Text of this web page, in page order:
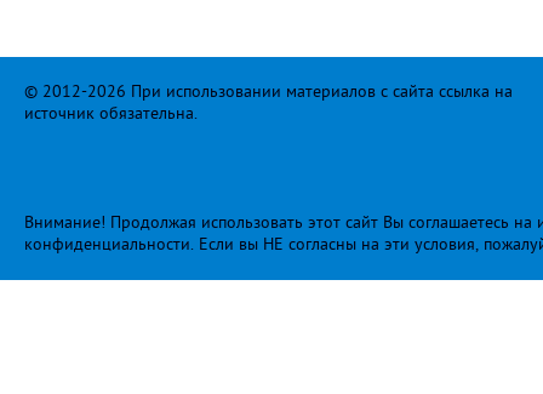
© 2012-2026 При использовании материалов с сайта ссылка на
источник обязательна.
Внимание! Продолжая использовать этот сайт Вы соглашаетесь
конфиденциальности. Если вы НЕ согласны на эти условия,